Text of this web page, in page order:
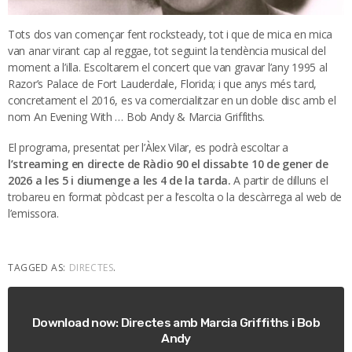
Tots dos van començar fent rocksteady, tot i que de mica en mica
van anar virant cap al reggae, tot seguint la tendència musical del
moment a l’illa. Escoltarem el concert que van gravar l’any 1995 al
Razor’s Palace de Fort Lauderdale, Florida; i que anys més tard,
concretament el 2016, es va comercialitzar en un doble disc amb el
nom An Evening With … Bob Andy & Marcia Griffiths.
El programa, presentat per l’Àlex Vilar, es podrà escoltar a
l’streaming en directe de Ràdio 90 el dissabte 10 de gener de
2026 a les 5 i diumenge a les 4 de la tarda. A partir de dilluns el
trobareu en format pòdcast per a l’escolta o la descàrrega al web de
l’emissora.
TAGGED AS: DIRECTES.
Download now: Directes amb Marcia Griffiths i Bob
Andy